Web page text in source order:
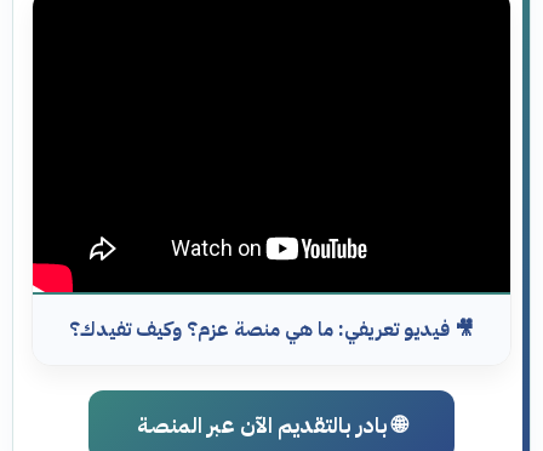
🎥 فيديو تعريفي: ما هي منصة عزم؟ وكيف تفيدك؟
🌐 بادر بالتقديم الآن عبر المنصة